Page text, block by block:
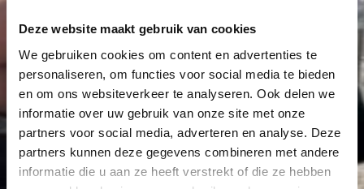
Deze website maakt gebruik van cookies
We gebruiken cookies om content en advertenties te
personaliseren, om functies voor social media te bieden
en om ons websiteverkeer te analyseren. Ook delen we
informatie over uw gebruik van onze site met onze
partners voor social media, adverteren en analyse. Deze
partners kunnen deze gegevens combineren met andere
informatie die u aan ze heeft verstrekt of die ze hebben